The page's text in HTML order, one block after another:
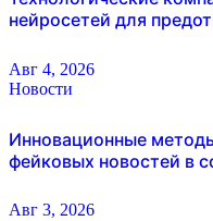
нейросетей для
Авг 4, 2026
Новости
Инновационные
фейковых новостей в
Авг 3, 2026